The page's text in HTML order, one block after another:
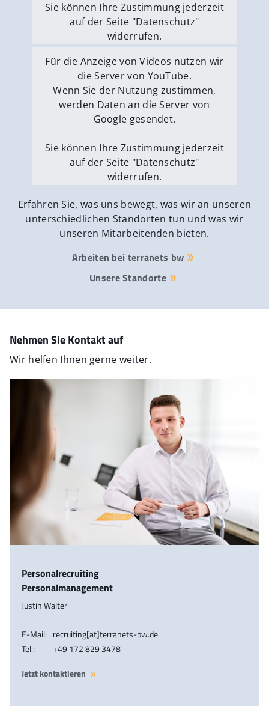
Sie können Ihre Zustimmung jederzeit
auf der Seite "Datenschutz"
widerrufen.
Externe Medien erlauben
Für die Anzeige von Videos nutzen wir
die Server von YouTube.
Wenn Sie der Nutzung zustimmen,
werden Daten an die Server von
Google gesendet.
Sie können Ihre Zustimmung jederzeit
auf der Seite "Datenschutz"
widerrufen.
Externe Medien erlauben
Erfahren Sie, was uns bewegt, was wir an unseren
unterschiedlichen Standorten tun und was wir
unseren Mitarbeitenden bieten.
Arbeiten bei terranets bw
Unsere Standorte
Nehmen Sie Kontakt auf
Wir helfen Ihnen gerne weiter.
Personalrecruiting
Personalmanagement
Justin Walter
E-Mail: recruiting[at]terranets-bw.de
Tel.:
+49 172 829 3478
Jetzt kontaktieren